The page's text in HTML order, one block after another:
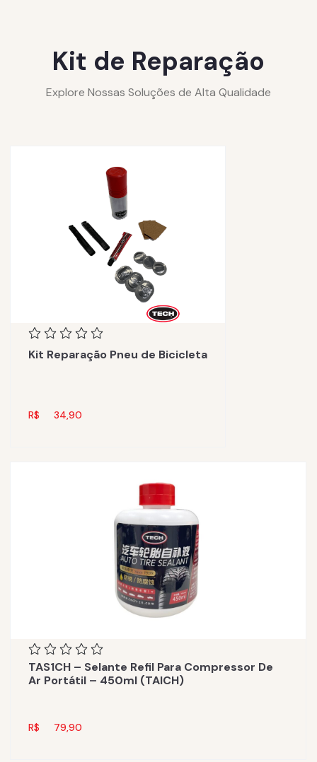
Kit de Reparação
Explore Nossas Soluções de Alta Qualidade
Kit Reparação Pneu de Bicicleta
R$ 34,90
TAS1CH – Selante Refil Para Compressor De
Ar Portátil – 450ml (TAICH)
R$ 79,90